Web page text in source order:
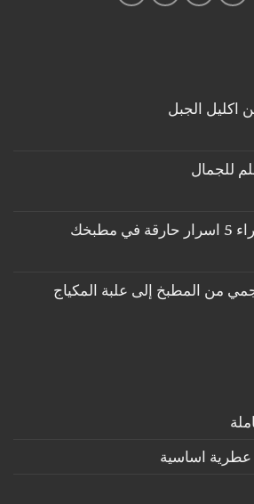
اكليل الجبل
للجمال
مطبخك
من المطبخ إلى علبة المكياج